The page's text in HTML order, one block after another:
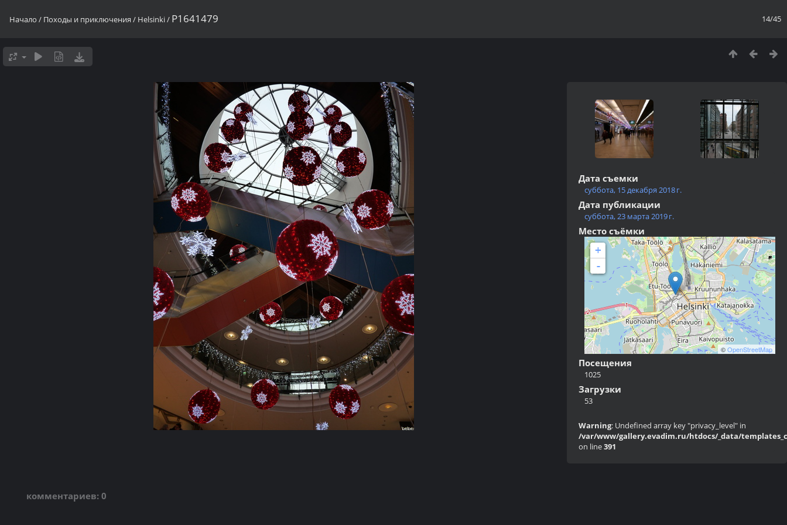
14/45
Начало / Походы и приключения / Helsinki/ P1641479
Дата съемки
суббота, 15 декабря 2018 г.
Дата публикации
суббота, 23 марта 2019 г.
Место съёмки
+
-
©OpenStreetMap
Посещения
1025
Загрузки
53
Warning: Undefined array key "privacy_level" in
/var/www/gallery.evadim.ru/htdocs/_data/templates_c/
on line391
комментариев: 0